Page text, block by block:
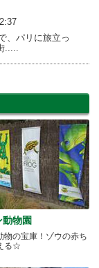
、パリに旅立っ
動物園
物の宝庫！ゾウの赤ち
る☆